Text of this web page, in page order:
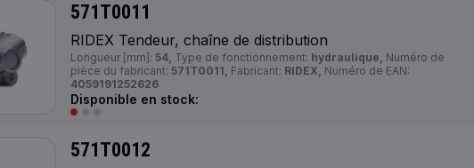
571T0011
RIDEX Tendeur, chaîne de distribution
Longueur [mm]: 54, Type de fonctionnement: hydraulique, Numéro de
pièce du fabricant: 571T0011, Fabricant: RIDEX, Numéro de EAN:
4059191252626
Disponible en stock:
571T0012